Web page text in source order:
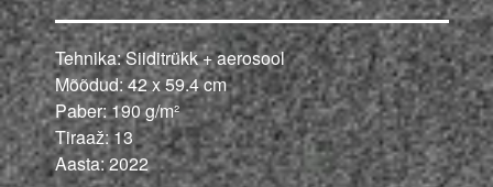
Tehnika: Siiditrükk + aerosool
Mõõdud: 42 x 59.4 cm
Paber: 190 g/m²
Tiraaž: 13
Aasta: 2022